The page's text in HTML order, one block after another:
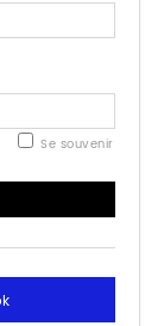
Se souvenir